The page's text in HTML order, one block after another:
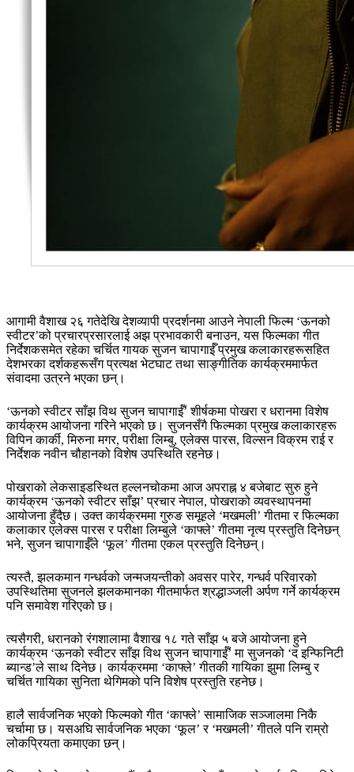
आगामी वैशाख २६ गतेदेखि देशव्यापी प्रदर्शनमा आउने नेपाली फिल्म ‘ऊनको
स्वीटर’को प्रचारप्रसारलाई अझ प्रभावकारी बनाउन, यस फिल्मका गीत
निर्देशकसमेत रहेका चर्चित गायक सुजन चापागाईँ प्रमुख कलाकारहरूसहित
देशभरका दर्शकहरूसँग प्रत्यक्ष भेटघाट तथा साङ्गीतिक कार्यक्रममार्फत
संवादमा उत्रने भएका छन्।
‘ऊनको स्वीटर साँझ विथ सुजन चापागाईँ’ शीर्षकमा पोखरा र धरानमा विशेष
कार्यक्रम आयोजना गरिने भएको छ। सुजनसँगै फिल्मका प्रमुख कलाकारहरू
विपिन कार्की, मिरुना मगर, परीक्षा लिम्बु, एलेक्स पारस, विल्सन विक्रम राई र
निर्देशक नवीन चौहानको विशेष उपस्थिति रहनेछ।
पोखराको लेकसाइडस्थित हल्लनचोकमा आज अपराह्न ४ बजेबाट सुरु हुने
कार्यक्रम ‘ऊनको स्वीटर साँझ’ प्रचार नेपाल, पोखराको व्यवस्थापनमा
आयोजना हुँदैछ। उक्त कार्यक्रममा गुरुङ समूहले ‘मखमली’ गीतमा र फिल्मका
कलाकार एलेक्स पारस र परीक्षा लिम्बुले ‘काफ्ले’ गीतमा नृत्य प्रस्तुति दिनेछन्
भने, सुजन चापागाईँले ‘फूल’ गीतमा एकल प्रस्तुति दिनेछन्।
त्यस्तै, झलकमान गन्धर्वको जन्मजयन्तीको अवसर पारेर, गन्धर्व परिवारको
उपस्थितिमा सुजनले झलकमानका गीतमार्फत श्रद्धाञ्जली अर्पण गर्ने कार्यक्रम
पनि समावेश गरिएको छ।
त्यसैगरी, धरानको रंगशालामा वैशाख १८ गते साँझ ५ बजे आयोजना हुने
कार्यक्रम ‘ऊनको स्वीटर साँझ विथ सुजन चापागाईँ’ मा सुजनको ‘द इन्फिनिटी
ब्यान्ड’ले साथ दिनेछ। कार्यक्रममा ‘काफ्ले’ गीतकी गायिका झुमा लिम्बु र
चर्चित गायिका सुनिता थेगिमको पनि विशेष प्रस्तुति रहनेछ।
हालै सार्वजनिक भएको फिल्मको गीत ‘काफ्ले’ सामाजिक सञ्जालमा निकै
चर्चामा छ। यसअघि सार्वजनिक भएका ‘फूल’ र ‘मखमली’ गीतले पनि राम्रो
लोकप्रियता कमाएका छन्।